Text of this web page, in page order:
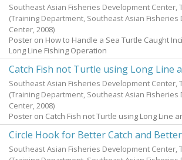
Southeast Asian Fisheries Development Center,
(Training Department, Southeast Asian
Center,2008)
Poster on How to Handle a Sea Turtle Caught
Long Line Fishing Operation
Catch Fish not Turtle using Long Line
Southeast Asian Fisheries Development Center,
(Training Department, Southeast Asian
Center,2008)
Poster on Catch Fish not Turtle using Long Line
Circle Hook for Better Catch and
Southeast Asian Fisheries Development Center,